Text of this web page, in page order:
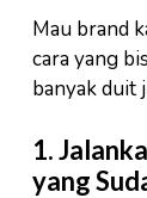
Mau brand
cara yang
banyak duit
1.
yang